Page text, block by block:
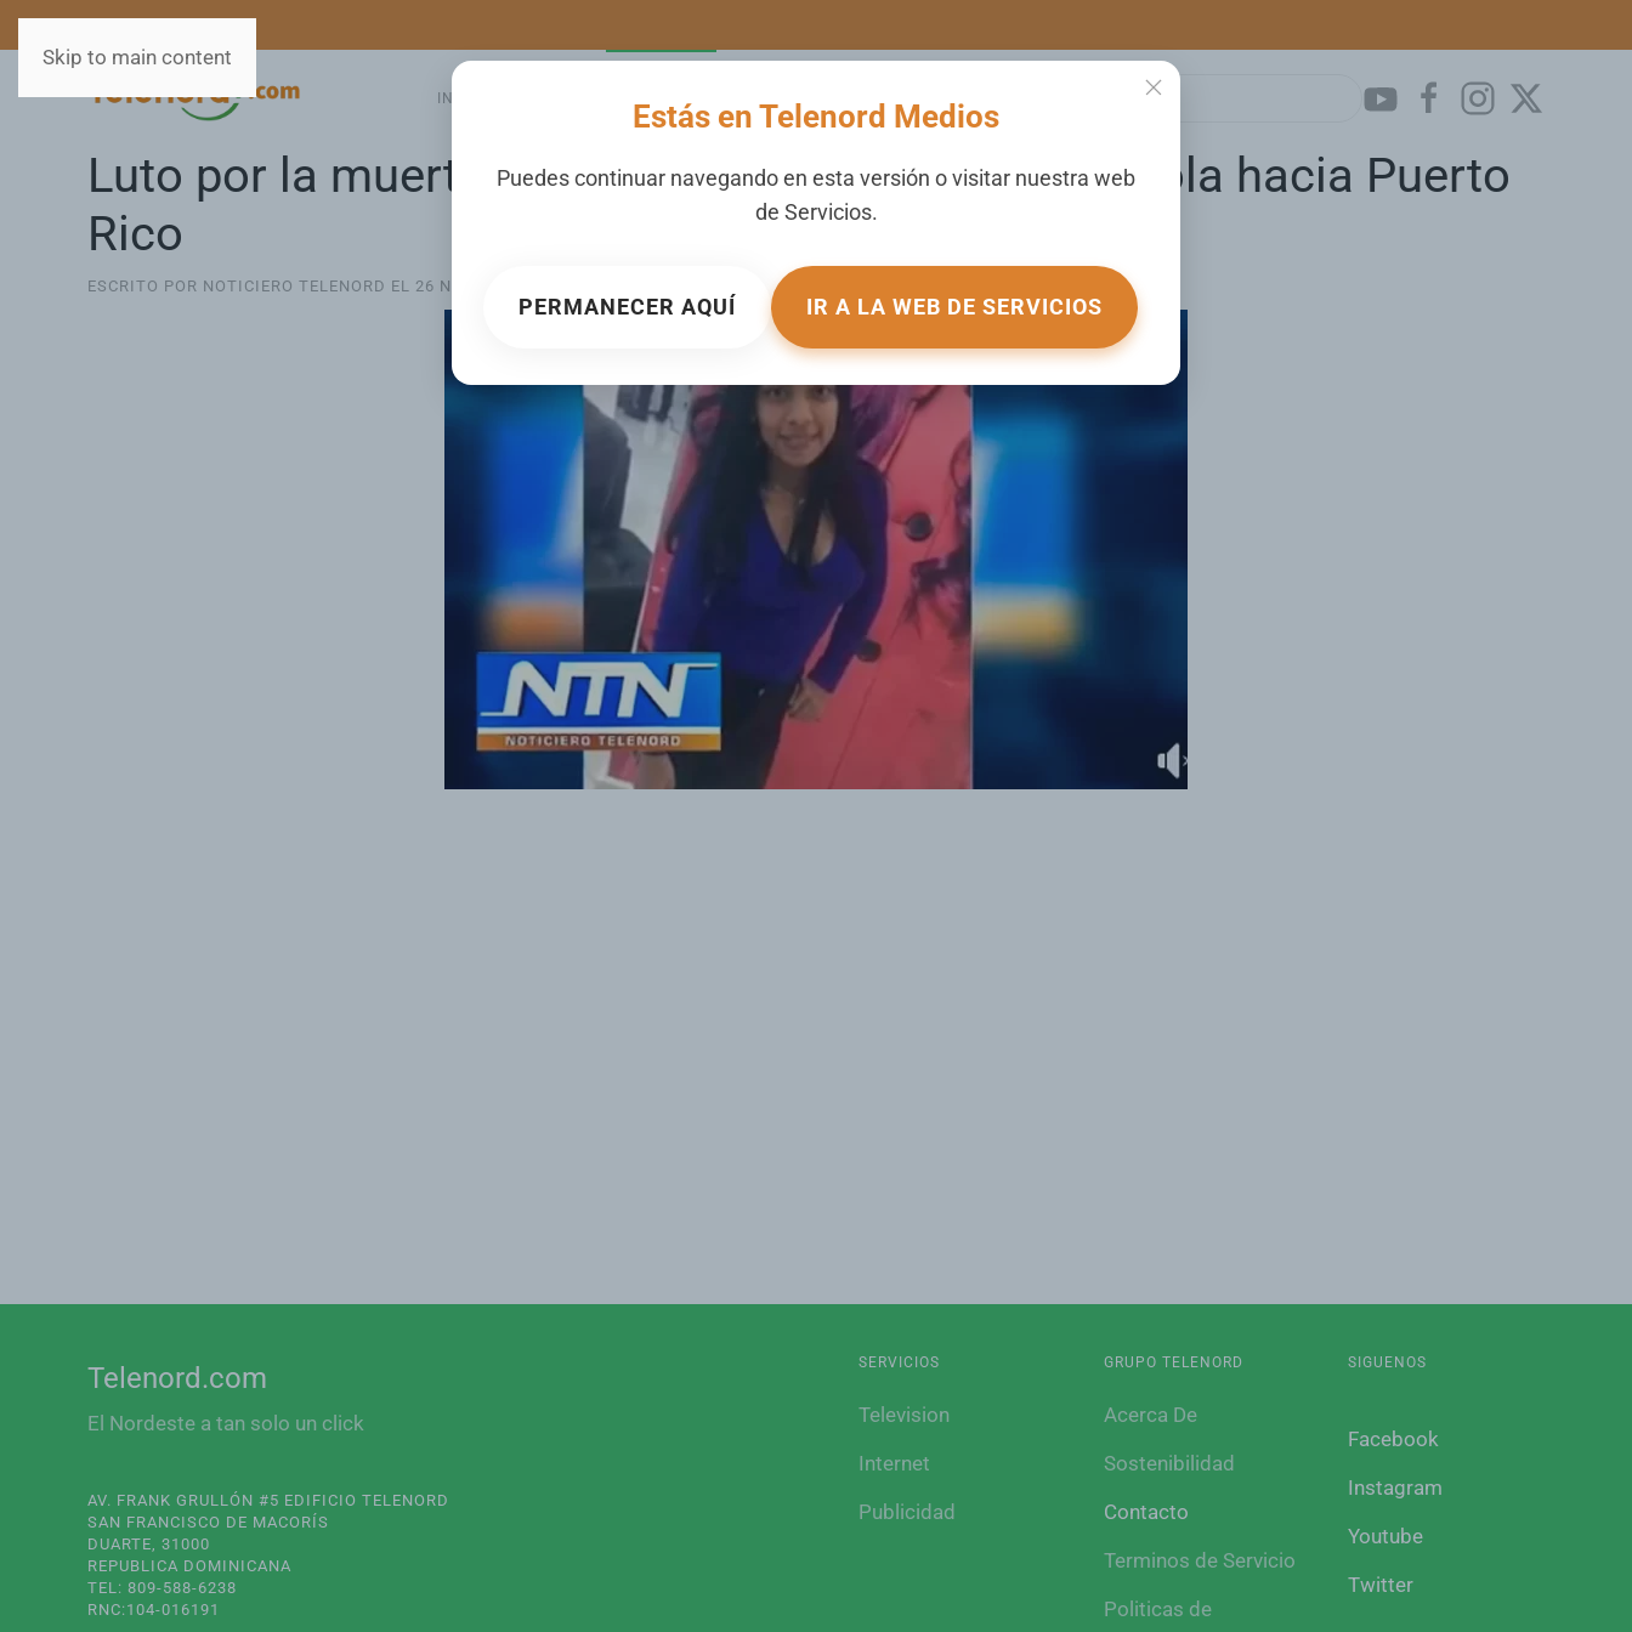
Estás en Telenord Medios
Puedes continuar navegando en esta versión o visitar nuestra web
de Servicios.
PERMANECER AQUÍ IR A LA WEB DE SERVICIOS
Skip to main content
INICIO
Luto por la muerte de cinco mujeres salieron en Yola hacia Puerto
Rico
ESCRITO POR NOTICIERO TELENORD EL 26 NOVIEMBRE 2021 NOTICIAS
Telenord.com
El Nordeste a tan solo un click
AV. FRANK GRULLÓN #5 EDIFICIO TELENORD
SAN FRANCISCO DE MACORÍS
DUARTE, 31000
REPUBLICA DOMINICANA
TEL: 809-588-6238
RNC:104-016191
SERVICIOS
Television
Internet
Publicidad
GRUPO TELENORD
Acerca De
Sostenibilidad
Contacto
Terminos de Servicio
Politicas de
SIGUENOS
Facebook
Instagram
Youtube
Twitter